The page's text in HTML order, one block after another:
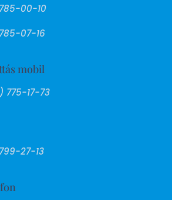
00-10
07-16
mobil
775-17-73
27-13